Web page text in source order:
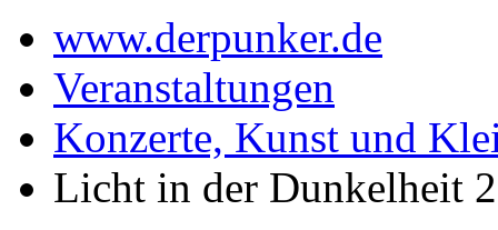
www.derpunker.de
Veranstaltungen
Konzerte, Kunst und
Licht in der Dunkelheit